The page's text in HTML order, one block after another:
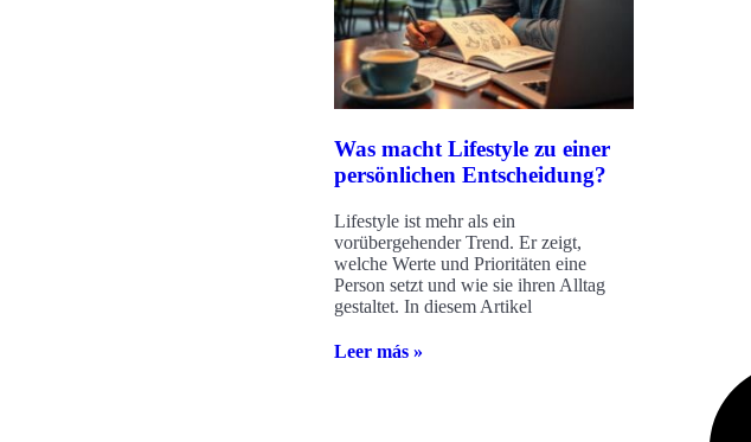
Was macht Lifestyle zu einer
persönlichen Entscheidung?
Lifestyle ist mehr als ein
vorübergehender Trend. Er zeigt,
welche Werte und Prioritäten eine
Person setzt und wie sie ihren Alltag
gestaltet. In diesem Artikel
Leer más »